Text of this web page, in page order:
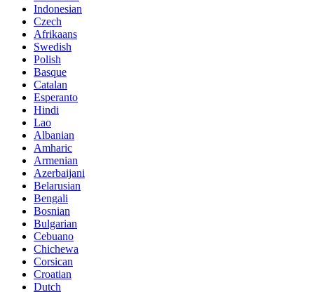
Indonesian
Czech
Afrikaans
Swedish
Polish
Basque
Catalan
Esperanto
Hindi
Lao
Albanian
Amharic
Armenian
Azerbaijani
Belarusian
Bengali
Bosnian
Bulgarian
Cebuano
Chichewa
Corsican
Croatian
Dutch